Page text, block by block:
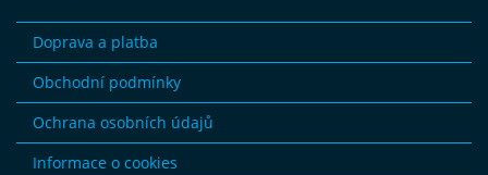
Doprava a platba
Obchodní podmínky
Ochrana osobních údajů
Informace o cookies